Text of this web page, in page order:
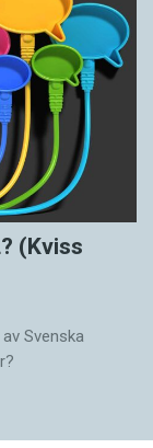
(Kviss
Svenska